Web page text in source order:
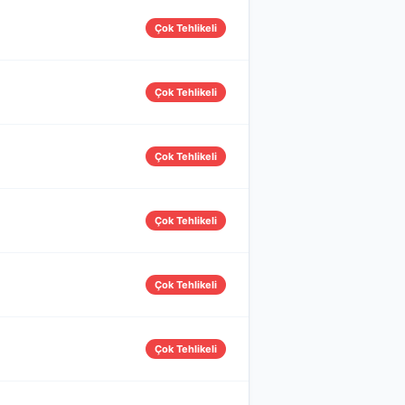
Çok Tehlikeli
Çok Tehlikeli
Çok Tehlikeli
Çok Tehlikeli
Çok Tehlikeli
Çok Tehlikeli